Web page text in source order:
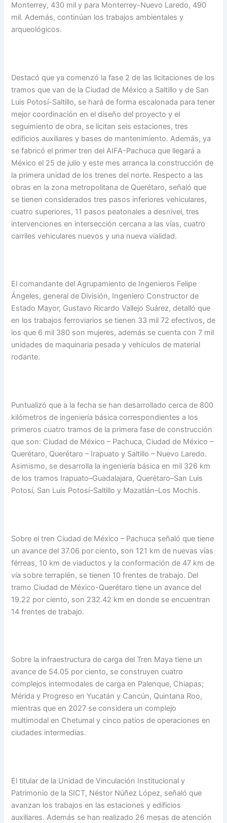
Monterrey, 430 mil y para Monterrey-Nuevo Laredo, 490
mil. Además, continúan los trabajos ambientales y
arqueológicos.
Destacó que ya comenzó la fase 2 de las licitaciones de los
tramos que van de la Ciudad de México a Saltillo y de San
Luis Potosí-Saltillo, se hará de forma escalonada para tener
mejor coordinación en el diseño del proyecto y el
seguimiento de obra, se licitan seis estaciones, tres
edificios auxiliares y bases de mantenimiento. Además, ya
se fabricó el primer tren del AIFA-Pachuca que llegará a
México el 25 de julio y este mes arranca la construcción de
la primera unidad de los trenes del norte. Respecto a las
obras en la zona metropolitana de Querétaro, señaló que
se tienen considerados tres pasos inferiores vehiculares,
cuatro superiores, 11 pasos peatonales a desnivel, tres
intervenciones en intersección cercana a las vías, cuatro
carriles vehiculares nuevos y una nueva vialidad.
El comandante del Agrupamiento de Ingenieros Felipe
Ángeles, general de División, Ingeniero Constructor de
Estado Mayor, Gustavo Ricardo Vallejo Suárez, detalló que
en los trabajos ferroviarios se tienen 33 mil 72 efectivos, de
los que 6 mil 380 son mujeres, además se cuenta con 7 mil
unidades de maquinaria pesada y vehículos de material
rodante.
Puntualizó que a la fecha se han desarrollado cerca de 800
kilómetros de ingeniería básica correspondientes a los
primeros cuatro tramos de la primera fase de construcción
que son: Ciudad de México – Pachuca, Ciudad de México –
Querétaro, Querétaro – Irapuato y Saltillo – Nuevo Laredo.
Asimismo, se desarrolla la ingeniería básica en mil 326 km
de los tramos Irapuato–Guadalajara, Querétaro–San Luis
Potosí, San Luis Potosí–Saltillo y Mazatlán–Los Mochis.
Sobre el tren Ciudad de México – Pachuca señaló que tiene
un avance del 37.06 por ciento, son 121 km de nuevas vías
férreas, 10 km de viaductos y la conformación de 47 km de
vía sobre terraplén, se tienen 10 frentes de trabajo. Del
tramo Ciudad de México-Querétaro tiene un avance del
19.22 por ciento, son 232.42 km en donde se encuentran
14 frentes de trabajo.
Sobre la infraestructura de carga del Tren Maya tiene un
avance de 54.05 por ciento, se construyen cuatro
complejos intermodales de carga en Palenque, Chiapas;
Mérida y Progreso en Yucatán y Cancún, Quintana Roo,
mientras que en 2027 se considera un complejo
multimodal en Chetumal y cinco patios de operaciones en
ciudades intermedias.
El titular de la Unidad de Vinculación Institucional y
Patrimonio de la SICT, Néstor Núñez López, señaló que
avanzan los trabajos en las estaciones y edificios
auxiliares. Además se han realizado 26 mesas de atención